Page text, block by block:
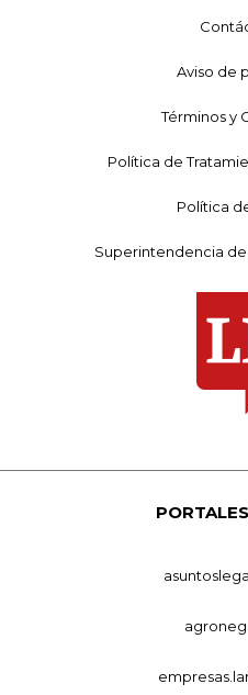
Aviso de
Términos y
Política de
Política
Superintendencia